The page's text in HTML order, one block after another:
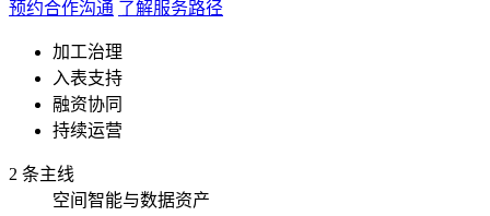
预约合作沟通 了解服务路径
加工治理
入表支持
融资协同
持续运营
2 条主线
空间智能与数据资产